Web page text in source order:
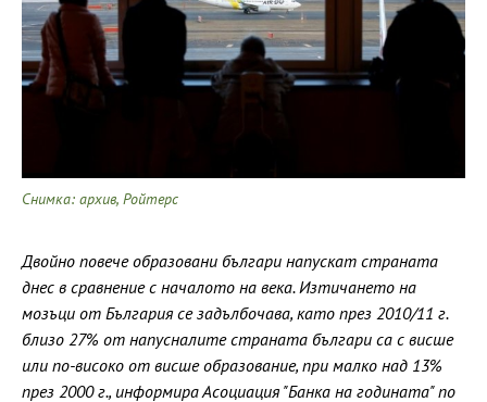
Снимка: архив, Ройтерс
Двойно повече образовани българи напускат страната
днес в сравнение с началото на века. Изтичането на
мозъци от България се задълбочава, като през 2010/11 г.
близо 27% от напусналите страната българи са с висше
или по-високо от висше образование, при малко над 13%
през 2000 г., информира Асоциация "Банка на годината" по